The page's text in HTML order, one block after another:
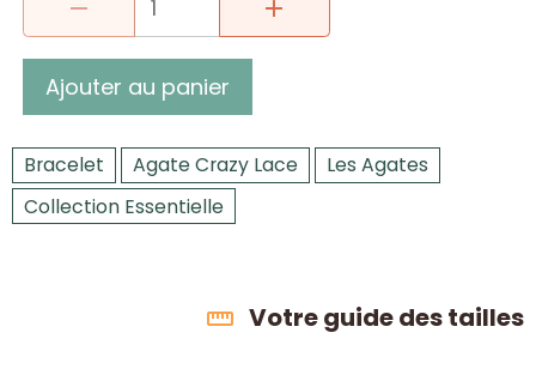
Ajouter au panier
Bracelet Agate Crazy Lace
Les Agates
Collection Essentielle
Votre guide des tailles